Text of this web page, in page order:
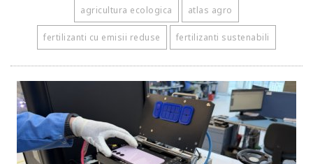
agricultura ecologica atlas agro
fertilizanti cu emisii reduse fertilizanti sustenabili